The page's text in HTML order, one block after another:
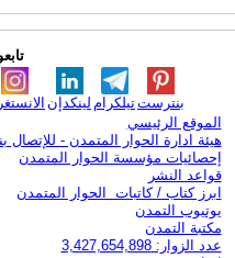
لينكدإن تيلكرامبنترست
الموقع الرئيسي
هيئة ادارة الحوار المتمدن - للإتصال
إحصائيات مؤسسة الحوار المتمدن
قواعد النشر
ابرز كتاب / كاتبات الحوار المتمدن
يوتيوب التمدن
مكتبة التمدن
عدد الزوار: 3,427,654,898